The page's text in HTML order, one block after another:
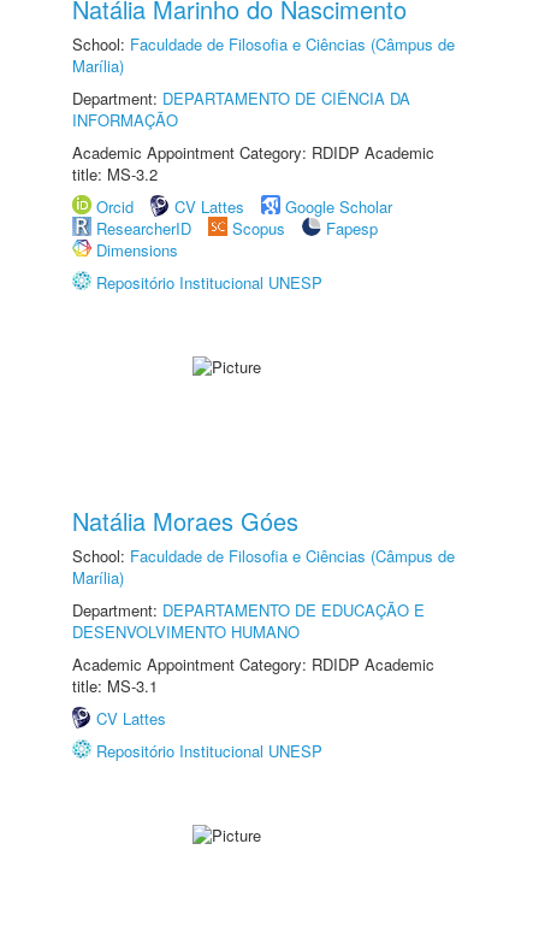
Natália Marinho do Nascimento
School: Faculdade de Filosofia e Ciências (Câmpus de
Marília)
Department: DEPARTAMENTO DE CIÊNCIA DA
INFORMAÇÃO
Academic Appointment Category: RDIDP Academic
title: MS-3.2
Orcid
CV Lattes
Google Scholar
ResearcherID
Scopus
Fapesp
Dimensions
Repositório Institucional UNESP
Natália Moraes Góes
School: Faculdade de Filosofia e Ciências (Câmpus de
Marília)
Department: DEPARTAMENTO DE EDUCAÇÃO E
DESENVOLVIMENTO HUMANO
Academic Appointment Category: RDIDP Academic
title: MS-3.1
CV Lattes
Repositório Institucional UNESP